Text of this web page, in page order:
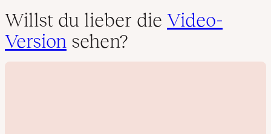
Willst du lieber die Video-
Version sehen?